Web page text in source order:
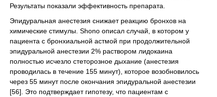
Результаты показали эффективность препарата.
Эпидуральная анестезия снижает реакцию бронхов на
химические стимулы. Shono описал случай, в котором у
пациента с бронхиальной астмой при продолжительной
эпидуральной анестезии 2% раствором лидокаина
полностью исчезло стеторозное дыхание (анестезия
проводилась в течение 155 минут), которое возобновилось
через 55 минут после окончания эпидуральной анестезии
[56]. Это подтверждает гипотезу, что пациентам с